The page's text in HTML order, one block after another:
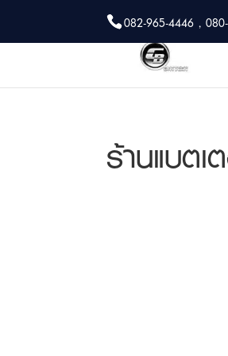
082-965-4446 ,
ร้านแบต